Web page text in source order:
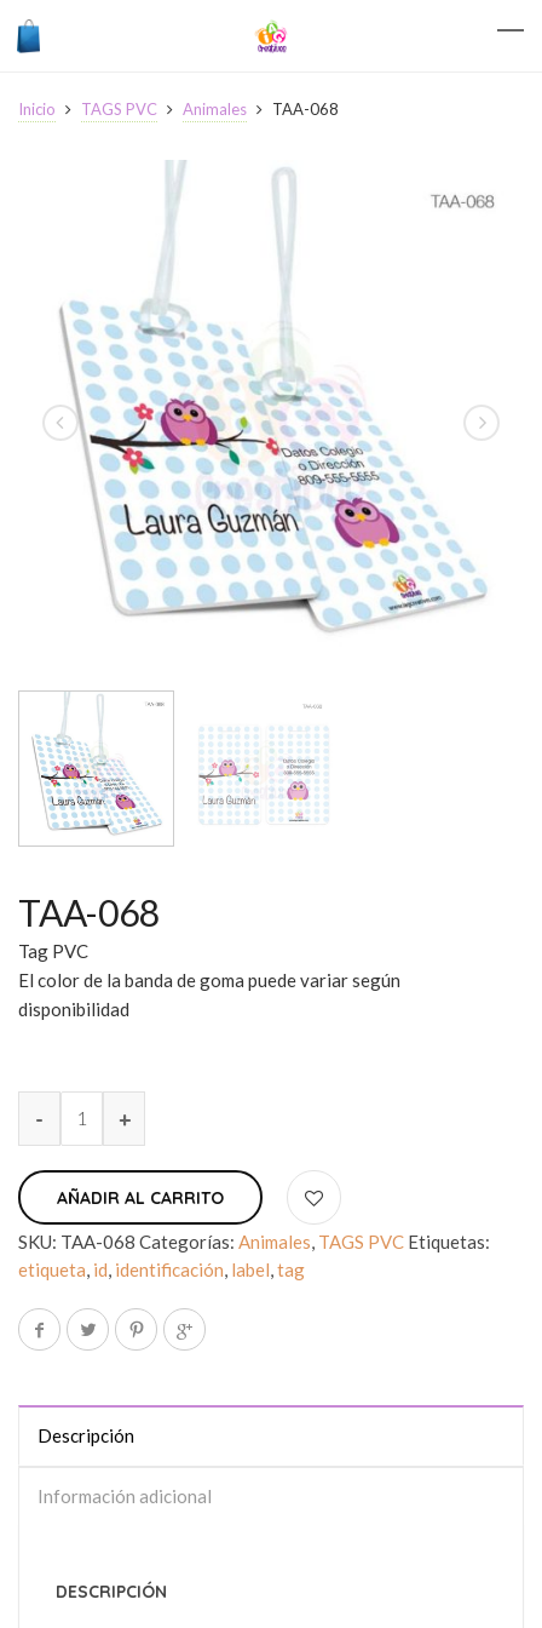
Inicio TAGS PVC Animales TAA-068
TAA-068
Tag PVC
El color de la banda de goma puede variar según
disponibilidad
AÑADIR AL CARRITO
SKU: TAA-068 Categorías: Animales, TAGS PVC Etiquetas:
etiqueta, id, identificación, label,tag
Descripción
Información adicional
DESCRIPCIÓN